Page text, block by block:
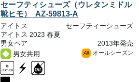
セーフティシューズ（ウレタンミドル
靴ヒモ） AZ-59813-A
アイトス
セーフティーシューズ
アイトス 2023 春夏
男女ペア
2013年発売
男女共用
All オールシーズン